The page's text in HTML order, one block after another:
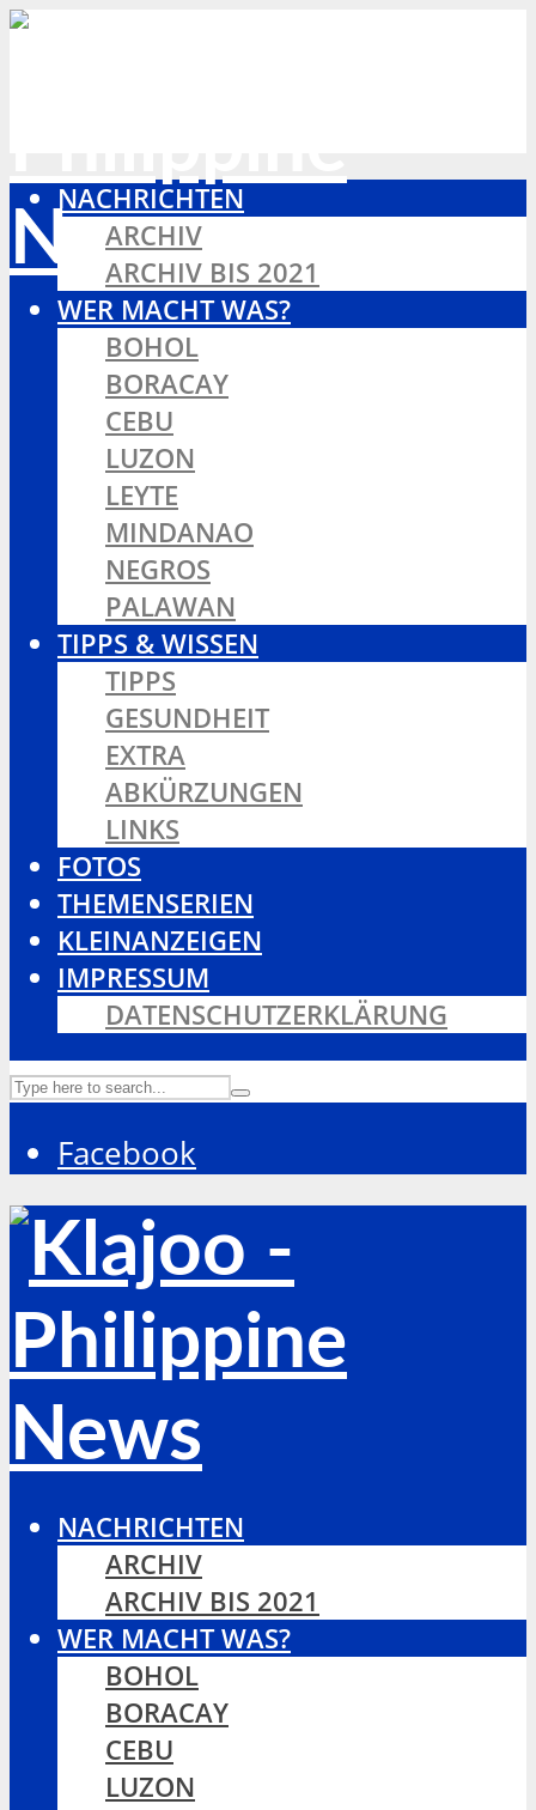
NACHRICHTEN
ARCHIV
ARCHIV BIS 2021
WER MACHT WAS?
BOHOL
BORACAY
CEBU
LUZON
LEYTE
MINDANAO
NEGROS
PALAWAN
TIPPS & WISSEN
TIPPS
GESUNDHEIT
EXTRA
ABKÜRZUNGEN
LINKS
FOTOS
THEMENSERIEN
KLEINANZEIGEN
IMPRESSUM
DATENSCHUTZERKLÄRUNG
Facebook
NACHRICHTEN
ARCHIV
ARCHIV BIS 2021
WER MACHT WAS?
BOHOL
BORACAY
CEBU
LUZON